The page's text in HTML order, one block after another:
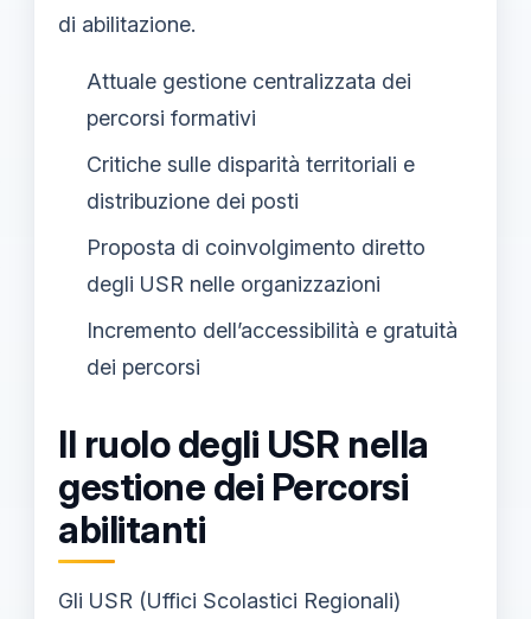
di abilitazione.
Attuale gestione centralizzata dei
percorsi formativi
Critiche sulle disparità territoriali e
distribuzione dei posti
Proposta di coinvolgimento diretto
degli USR nelle organizzazioni
Incremento dell’accessibilità e gratuità
dei percorsi
Il ruolo degli USR nella
gestione dei Percorsi
abilitanti
Gli USR (Uffici Scolastici Regionali)